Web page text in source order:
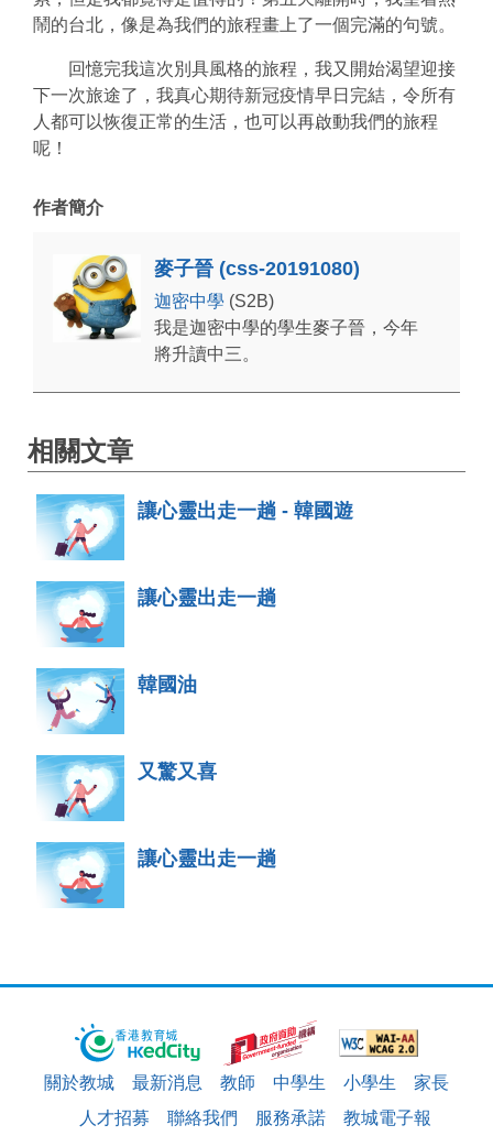
鬧的台北，像是為我們的旅程畫上了一個完滿的句號。
回憶完我這次別具風格的旅程，我又開始渴望迎接
下一次旅途了，我真心期待新冠疫情早日完結，令所有
人都可以恢復正常的生活，也可以再啟動我們的旅程
呢！
作者簡介
麥子晉 (css-20191080)
迦密中學 (S2B)
我是迦密中學的學生麥子晉，今年
將升讀中三。
相關文章
讓心靈出走一趟 - 韓國遊
讓心靈出走一趟
韓國油
又驚又喜
讓心靈出走一趟
關於教城 最新消息 教師 中學生 小學生
家長
人才招募
聯絡我們 服務承諾 教城電子報